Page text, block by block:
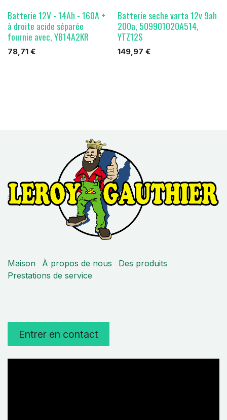
Batterie 12V - 14Ah - 160A +
à droite acide séparée
fournie avec, YB14A2KR
78,71 €
Batterie seche varta 12v 9ah
200a, 509901020A514,
YTZ12S
149,97 €
Maison À propos de nous
Des produits
Prestations de service
Entrer en contact